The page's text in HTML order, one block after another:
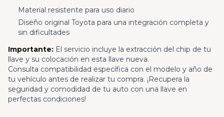
Material resistente para uso diario
Diseño original Toyota para una integración completa y
sin dificultades
Importante: El servicio incluye la extracción del chip de tu
llave y su colocación en esta llave nueva.
Consulta compatibilidad específica con el modelo y año de
tu vehículo antes de realizar tu compra. ¡Recupera la
seguridad y comodidad de tu auto con una llave en
perfectas condiciones!